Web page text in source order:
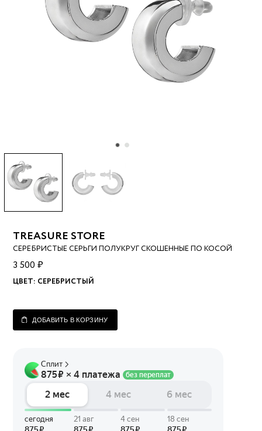
TREASURE STORE
СЕРЕБРИСТЫЕ СЕРЬГИ ПОЛУКРУГ СКОШЕННЫЕ ПО КОСОЙ
3 500 ₽
ЦВЕТ: СЕРЕБРИСТЫЙ
ДОБАВИТЬ В КОРЗИНУ